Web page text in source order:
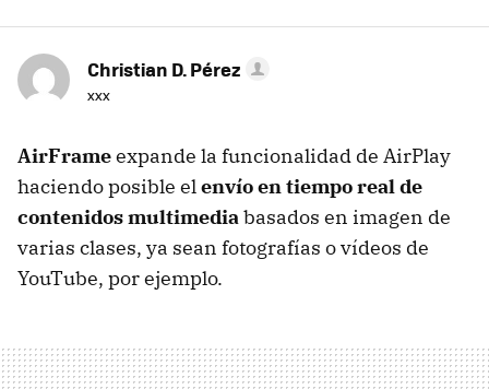
Christian D. Pérez
xxx
AirFrameexpande la funcionalidad de AirPlay
haciendo posible elenvío en tiempo real de
contenidos multimediabasados en imagen de
varias clases, ya sean fotografías o vídeos de
YouTube, por ejemplo.